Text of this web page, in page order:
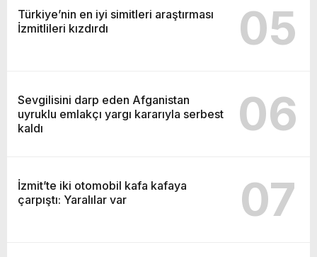
Türkiye’nin en iyi simitleri araştırması
İzmitlileri kızdırdı
05
Sevgilisini darp eden Afganistan
uyruklu emlakçı yargı kararıyla serbest
kaldı
06
İzmit’te iki otomobil kafa kafaya
çarpıştı: Yaralılar var
07